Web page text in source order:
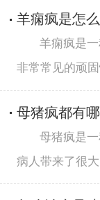
羊痫疯是怎
羊痫疯是
非常常见的顽
母猪疯都有
母猪疯是
病人带来了很